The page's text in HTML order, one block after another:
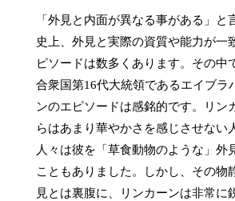
「外見と内面が異なる事がある」と
史上、外見と実際の資質や能力が一
ピソードは数多くあります。その中
合衆国第16代大統領であるエイブラ
ンのエピソードは感銘的です。リン
らはあまり華やかさを感じさせない
人々は彼を「草食動物のような」外
こともありました。しかし、その物
見とは裏腹に、リンカーンは非常に